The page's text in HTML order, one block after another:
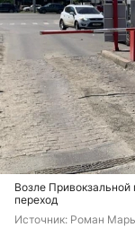
Возле
переход
Источник: Роман